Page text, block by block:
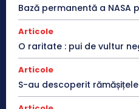
Bază permanentă a NASA
Articole
O raritate : pui de vultur
Articole
S-au descoperit